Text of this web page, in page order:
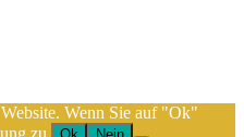
Wenn Sie auf "Ok"